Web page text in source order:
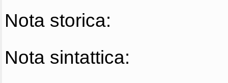
Nota storica:
Nota sintattica: